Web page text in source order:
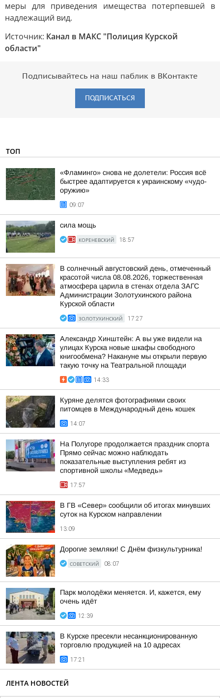
меры для приведения имещества потерпевшей в
надлежащий вид.
Источник: Канал в МАКС "Полиция Курской
области"
Подписывайтесь на наш паблик в ВКонтакте
ПОДПИСАТЬСЯ
ТОП
«Фламинго» снова не долетели: Россия всё
быстрее адаптируется к украинскому «чудо-
оружию»
09:07
сила мощь
КОРЕНЕВСКИЙ 18:57
В солнечный августовский день, отмеченный
красотой числа 08.08.2026, торжественная
атмосфера царила в стенах отдела ЗАГС
Администрации Золотухинского района
Курской области
ЗОЛОТУХИНСКИЙ 17:27
Александр Хинштейн: А вы уже видели на
улицах Курска новые шкафы свободного
книгообмена? Накануне мы открыли первую
такую точку на Театральной площади
14:33
Куряне делятся фотографиями своих
питомцев в Международный день кошек
14:07
На Полугоре продолжается праздник спорта
Прямо сейчас можно наблюдать
показательные выступления ребят из
спортивной школы «Медведь»
17:57
В ГВ «Север» сообщили об итогах минувших
суток на Курском направлении
13:09
Дорогие земляки! С Днём физкультурника!
СОВЕТСКИЙ 08:07
Парк молодёжи меняется. И, кажется, ему
очень идёт
12:39
В Курске пресекли несанкционированную
торговлю продукцией на 10 адресах
17:21
ЛЕНТА НОВОСТЕЙ